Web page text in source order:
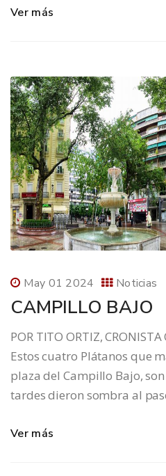
Ver más
May 01 2024 Noticias
CAMPILLO BAJO
POR TITO ORTIZ,
Estos cuatro Plátanos que
plaza del Campillo Bajo,
tardes dieron sombra al
Ver más